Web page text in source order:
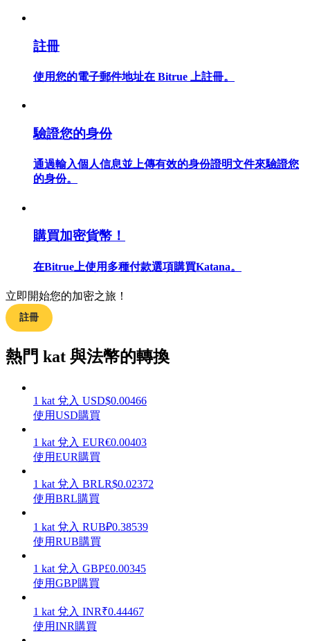
合約指南
學習如何保持盈利
理財
增值寶
使您的資產穩定增值
註冊
使用您的電子郵件地址在 Bitrue 上註冊。
驗證您的身份
通過輸入個人信息並上傳有效的身份證明文件來驗證您
的身份。
購買加密貨幣！
在Bitrue上使用多種付款選項購買Katana。
立即開始您的加密之旅！
註冊
熱門 kat 與法幣的轉換
1 kat 兌入 USD$0.00466
使用USD購買
1 kat 兌入 EUR€0.00403
使用EUR購買
1 kat 兌入 BRLR$0.02372
使用BRL購買
1 kat 兌入 RUB₽0.38539
使用RUB購買
1 kat 兌入 GBP£0.00345
使用GBP購買
1 kat 兌入 INR₹0.44467
使用INR購買